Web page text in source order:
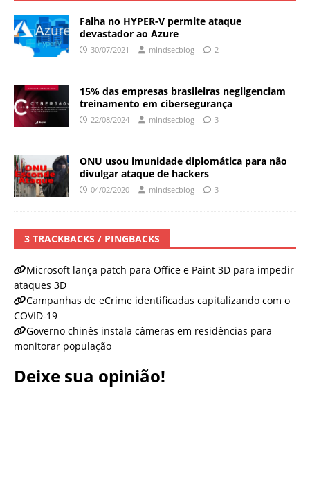
Falha no HYPER-V permite ataque
devastador ao Azure
30/07/2021 mindsecblog 2
15% das empresas brasileiras negligenciam
treinamento em cibersegurança
22/08/2024 mindsecblog 3
ONU usou imunidade diplomática para não
divulgar ataque de hackers
04/02/2020 mindsecblog 3
3 TRACKBACKS / PINGBACKS
Microsoft lança patch para Office e Paint 3D para impedir
ataques 3D
Campanhas de eCrime identificadas capitalizando com o
COVID-19
Governo chinês instala câmeras em residências para
monitorar população
Deixe sua opinião!